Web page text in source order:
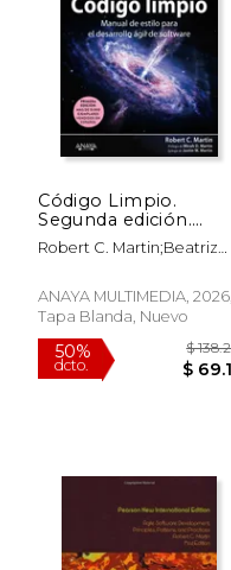
Código Limpio.
Segunda edición.
Manual de estilo para
el desarrollo ágil de
Robert C. Martin;Beatriz
ANAYA MULTIMEDIA, 2026,
Tapa Blanda, Nuevo